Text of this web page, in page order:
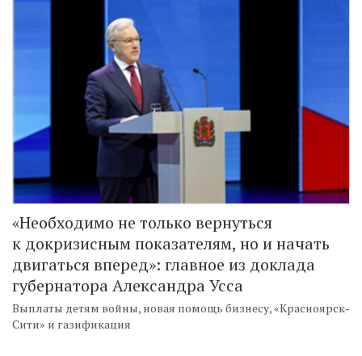
«Необходимо не только вернуться
к докризисным показателям, но и начать
двигаться вперед»: главное из доклада
губернатора Александра Усса
Выплаты детям войны, новая помощь бизнесу, «Красноярск-
Сити» и газификация